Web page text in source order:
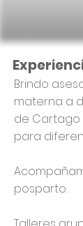
Brindo
materna a
de Cartago
para
posparto.